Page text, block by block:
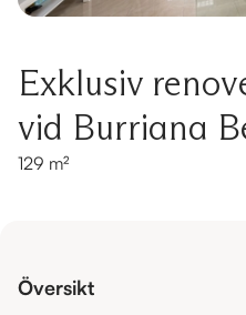
Exklusiv
vid Burriana
129 m²
Översikt